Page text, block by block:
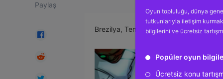
Oyun topluluğu, dünya
tutkunlarıyla iletişim
bilgilerini ve ücretsiz
Popüler oyun
Ücretsiz konu
Paylaş
Brezilya, Temmuz 2022'de büyük